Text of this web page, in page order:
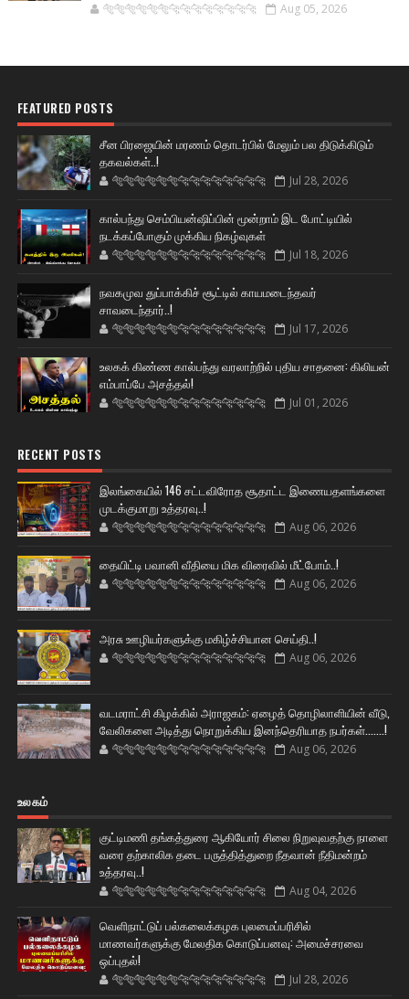
🐅🐅🐅🐅🐅🐅🐆🐆🐆🐆🐆🐆🐆🐆 Aug 05, 2026
FEATURED POSTS
சீன பிரஜையின் மரணம் தொடர்பில் மேலும் பல திடுக்கிடும்
தகவல்கள்..!
🐅🐅🐅🐅🐅🐅🐆🐆🐆🐆🐆🐆🐆🐆 Jul 28, 2026
கால்பந்து செம்பியன்ஷிப்பின் மூன்றாம் இட போட்டியில்
நடக்கப்போகும் முக்கிய நிகழ்வுகள்
🐅🐅🐅🐅🐅🐅🐆🐆🐆🐆🐆🐆🐆🐆 Jul 18, 2026
நவகமுவ துப்பாக்கிச் சூட்டில் காயமடைந்தவர்
சாவடைந்தார்..!
🐅🐅🐅🐅🐅🐅🐆🐆🐆🐆🐆🐆🐆🐆 Jul 17, 2026
உலகக் கிண்ண கால்பந்து வரலாற்றில் புதிய சாதனை: கிலியன்
எம்பாப்பே அசத்தல்!
🐅🐅🐅🐅🐅🐅🐆🐆🐆🐆🐆🐆🐆🐆 Jul 01, 2026
RECENT POSTS
இலங்கையில் 146 சட்டவிரோத சூதாட்ட இணையதளங்களை
முடக்குமாறு உத்தரவு..!
🐅🐅🐅🐅🐅🐅🐆🐆🐆🐆🐆🐆🐆🐆 Aug 06, 2026
தையிட்டி பவானி வீதியை மிக விரைவில் மீட்போம்..!
🐅🐅🐅🐅🐅🐅🐆🐆🐆🐆🐆🐆🐆🐆 Aug 06, 2026
அரசு ஊழியர்களுக்கு மகிழ்ச்சியான செய்தி..!
🐅🐅🐅🐅🐅🐅🐆🐆🐆🐆🐆🐆🐆🐆 Aug 06, 2026
வடமராட்சி கிழக்கில் அராஜகம்: ஏழைத் தொழிலாளியின் வீடு,
வேலிகளை அடித்து நொறுக்கிய இனந்தெரியாத நபர்கள்.......!
🐅🐅🐅🐅🐅🐅🐆🐆🐆🐆🐆🐆🐆🐆 Aug 06, 2026
உலகம்
குட்டிமணி தங்கத்துரை ஆகியோர் சிலை நிறுவுவதற்கு நாளை
வரை தற்காலிக தடை பருத்தித்துறை நீதவான் நீதிமன்றம்
உத்தரவு..!
🐅🐅🐅🐅🐅🐅🐆🐆🐆🐆🐆🐆🐆🐆 Aug 04, 2026
வெளிநாட்டுப் பல்கலைக்கழக புலமைப்பரிசில்
மாணவர்களுக்கு மேலதிக கொடுப்பனவு: அமைச்சரவை
ஒப்புதல்!
🐅🐅🐅🐅🐅🐅🐆🐆🐆🐆🐆🐆🐆🐆 Jul 28, 2026